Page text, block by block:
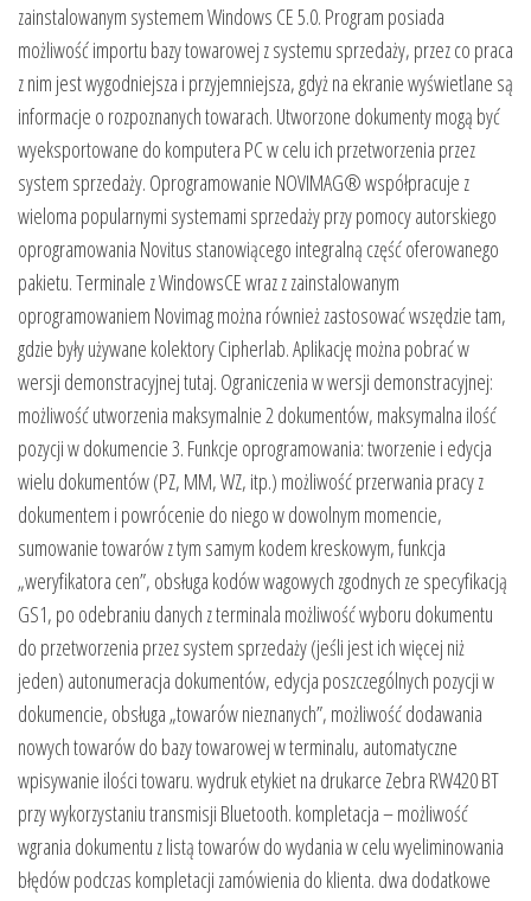
zainstalowanym systemem Windows CE 5.0. Program posiada
możliwość importu bazy towarowej z systemu sprzedaży, przez co praca
z nim jest wygodniejsza i przyjemniejsza, gdyż na ekranie wyświetlane są
informacje o rozpoznanych towarach. Utworzone dokumenty mogą być
wyeksportowane do komputera PC w celu ich przetworzenia przez
system sprzedaży. Oprogramowanie NOVIMAG® współpracuje z
wieloma popularnymi systemami sprzedaży przy pomocy autorskiego
oprogramowania Novitus stanowiącego integralną część oferowanego
pakietu. Terminale z WindowsCE wraz z zainstalowanym
oprogramowaniem Novimag można również zastosować wszędzie tam,
gdzie były używane kolektory Cipherlab. Aplikację można pobrać w
wersji demonstracyjnej tutaj. Ograniczenia w wersji demonstracyjnej:
możliwość utworzenia maksymalnie 2 dokumentów, maksymalna ilość
pozycji w dokumencie 3. Funkcje oprogramowania: tworzenie i edycja
wielu dokumentów (PZ, MM, WZ, itp.) możliwość przerwania pracy z
dokumentem i powrócenie do niego w dowolnym momencie,
sumowanie towarów z tym samym kodem kreskowym, funkcja
„weryfikatora cen”, obsługa kodów wagowych zgodnych ze specyfikacją
GS1, po odebraniu danych z terminala możliwość wyboru dokumentu
do przetworzenia przez system sprzedaży (jeśli jest ich więcej niż
jeden) autonumeracja dokumentów, edycja poszczególnych pozycji w
dokumencie, obsługa „towarów nieznanych”, możliwość dodawania
nowych towarów do bazy towarowej w terminalu, automatyczne
wpisywanie ilości towaru. wydruk etykiet na drukarce Zebra RW420 BT
przy wykorzystaniu transmisji Bluetooth. kompletacja – możliwość
wgrania dokumentu z listą towarów do wydania w celu wyeliminowania
błędów podczas kompletacji zamówienia do klienta. dwa dodatkowe